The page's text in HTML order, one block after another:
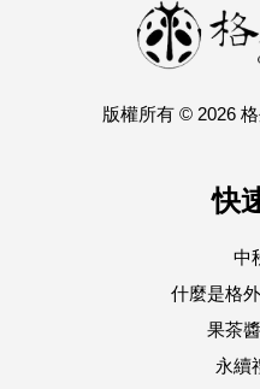
版權所有 © 2026
快
中
什麼是格
果茶
永續